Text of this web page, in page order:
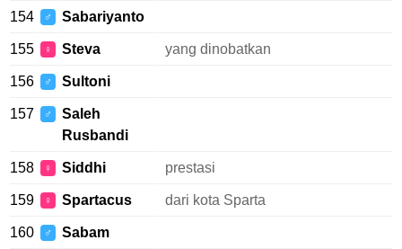
154 ♂ Sabariyanto
155 ♀ Steva yang dinobatkan
156 ♂ Sultoni
157 ♂
Saleh
Rusbandi
158 ♀ Siddhi prestasi
159 ♀ Spartacus dari kota Sparta
160 ♂ Sabam